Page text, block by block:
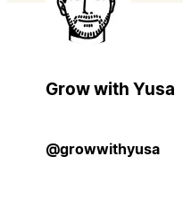
Grow with Yusa
@growwithyusa